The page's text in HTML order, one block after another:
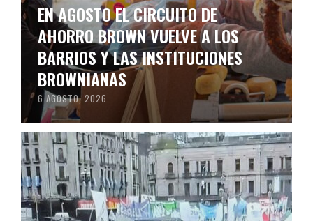
EN AGOSTO EL CIRCUITO DE
AHORRO BROWN VUELVE A LOS
BARRIOS Y LAS INSTITUCIONES
BROWNIANAS
6 AGOSTO, 2026